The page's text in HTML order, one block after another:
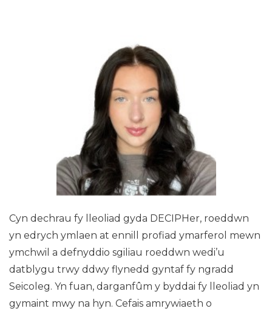
Cyn dechrau fy lleoliad gyda DECIPHer, roeddwn
yn edrych ymlaen at ennill profiad ymarferol mewn
ymchwil a defnyddio sgiliau roeddwn wedi’u
datblygu trwy ddwy flynedd gyntaf fy ngradd
Seicoleg. Yn fuan, darganfûm y byddai fy lleoliad yn
gymaint mwy na hyn. Cefais amrywiaeth o